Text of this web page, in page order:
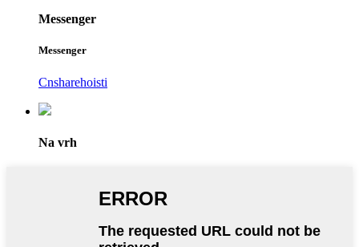
Messenger
Messenger
Cnsharehoisti
Na vrh